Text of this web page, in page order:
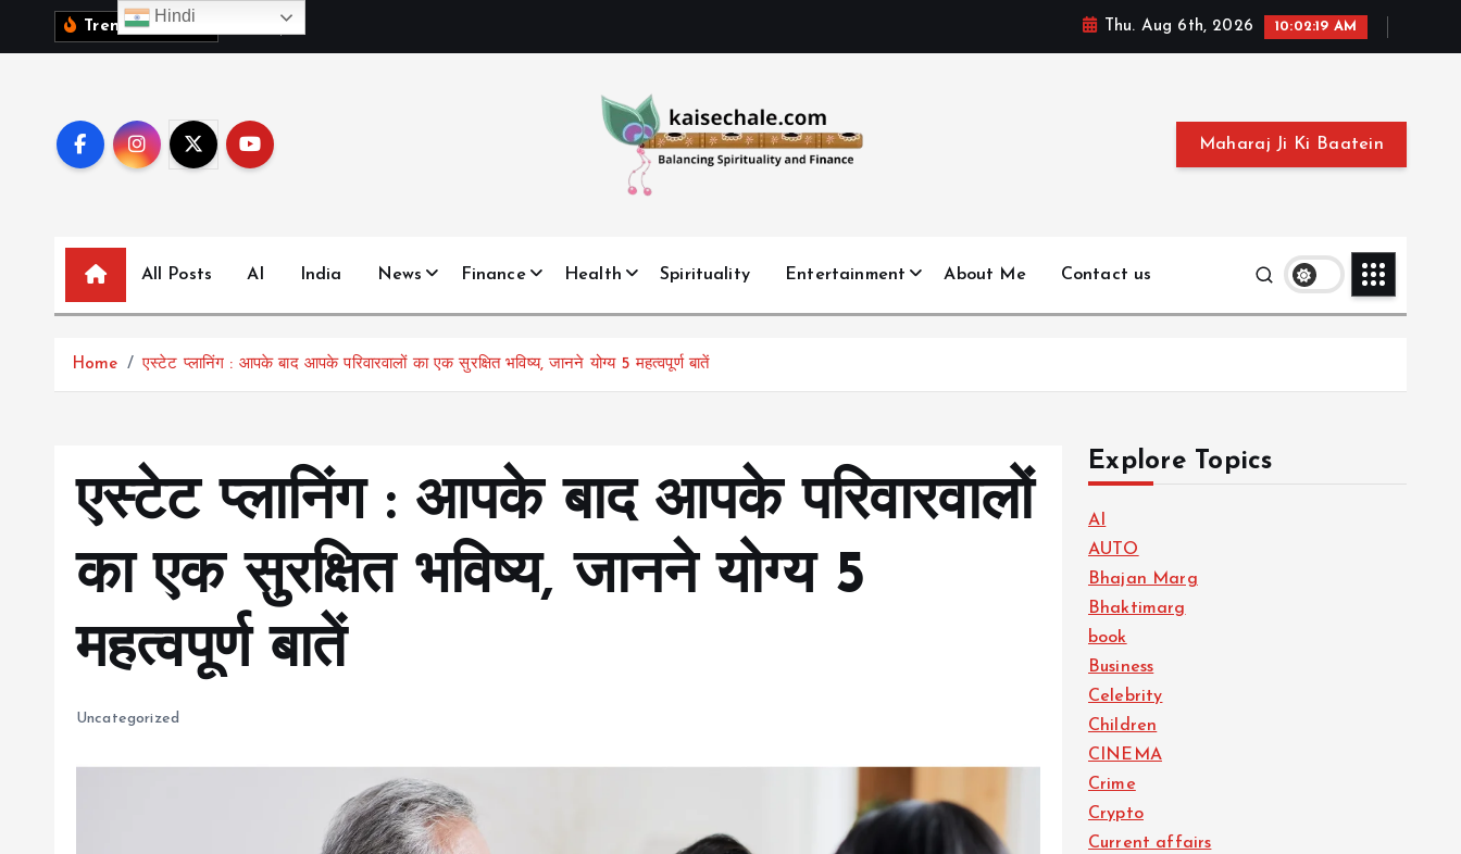
Trending News: ब Thu. Aug 6th, 2026 10:02:20 AM
Maharaj Ji Ki Baatein
All Posts AI India News Finance Health Spirituality Entertainment About Me Contact us
Home एस्टेट प्लानिंग : आपके बाद आपके परिवारवालों का एक सुरक्षित भविष्य, जानने योग्य 5 महत्वपूर्ण बातें
एस्टेट प्लानिंग : आपके बाद आपके परिवारवालों
का एक सुरक्षित भविष्य, जानने योग्य 5
महत्वपूर्ण बातें
Uncategorized
Explore Topics
AI
AUTO
Bhajan Marg
Bhaktimarg
book
Business
Celebrity
Children
CINEMA
Crime
Crypto
Current affairs
Hindi